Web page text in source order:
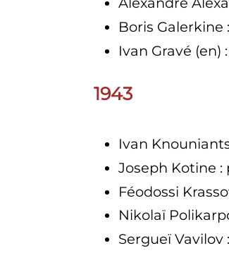
Boris Galerkine
Ivan Gravé (en)
1943
Ivan
Joseph Kotine :
Féodossi
Nikolaï
Sergueï Vavilov